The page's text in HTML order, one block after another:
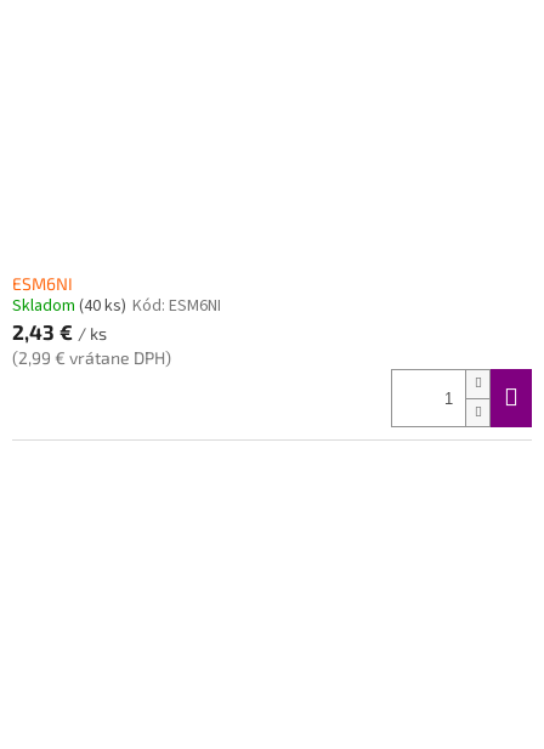
ESM6NI
Skladom (40 ks) Kód: ESM6NI
2,43 € / ks
(2,99 € vrátane DPH)